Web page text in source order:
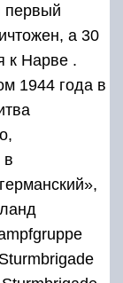
первый
а 30
к Нарве .
1944 года в
в